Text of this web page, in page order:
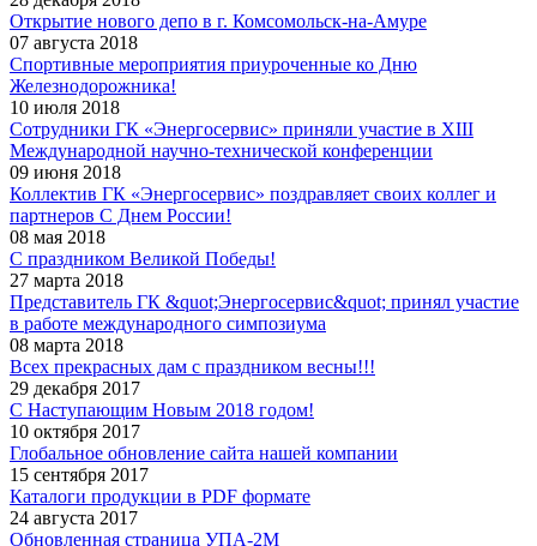
Открытие нового депо в г. Комсомольск-на-Амуре
07 августа 2018
Спортивные мероприятия приуроченные ко Дню
Железнодорожника!
10 июля 2018
Сотрудники ГК «Энергосервис» приняли участие в XIII
Международной научно-технической конференции
09 июня 2018
Коллектив ГК «Энергосервис» поздравляет своих коллег и
партнеров С Днем России!
08 мая 2018
С праздником Великой Победы!
27 марта 2018
Представитель ГК &quot;Энергосервис&quot; принял участие
в работе международного симпозиума
08 марта 2018
Всех прекрасных дам с праздником весны!!!
29 декабря 2017
С Наступающим Новым 2018 годом!
10 октября 2017
Глобальное обновление сайта нашей компании
15 сентября 2017
Каталоги продукции в PDF формате
24 августа 2017
Обновленная страница УПА-2М